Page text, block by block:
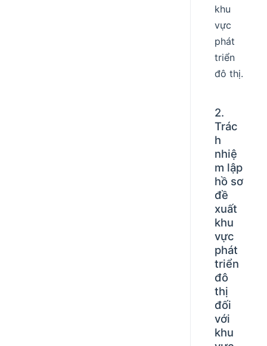
khu
vực
phát
triển
đô thị.
2.
Trác
h
nhiệ
m lập
hồ sơ
đề
xuất
khu
vực
phát
triển
đô
thị
đối
với
khu